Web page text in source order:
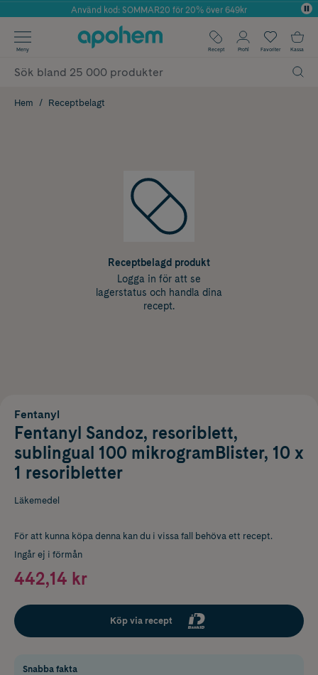
Årets Butik 2025 inom Skönhet
Använd kod: SOMMAR20 för 20% över 649kr
✓ Fri frakt
✓ Poäng på alla köp*
Meny Recept Profil Favoriter Kassa
Hem Receptbelagt
Receptbelagd produkt
Logga in för att se
lagerstatus och handla dina
recept.
Fentanyl
Fentanyl Sandoz, resoriblett,
sublingual 100 mikrogramBlister, 10 x
1 resoribletter
Läkemedel
För att kunna köpa denna kan du i vissa fall behöva ett recept.
Ingår ej i förmån
442,14 kr
Köp via recept
Snabba fakta